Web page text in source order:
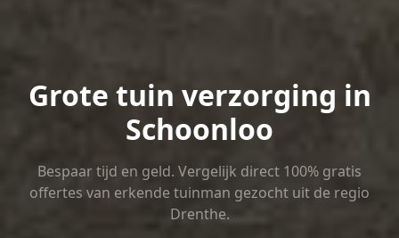
Grote tuin verzorging in
Schoonloo
Bespaar tijd en geld. Vergelijk direct 100% gratis
offertes van erkende tuinman gezocht uit de regio
Drenthe.